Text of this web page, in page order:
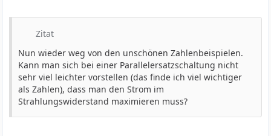
Zitat
Nun wieder weg von den unschönen Zahlenbeispielen.
Kann man sich bei einer Parallelersatzschaltung nicht
sehr viel leichter vorstellen (das finde ich viel wichtiger
als Zahlen), dass man den Strom im
Strahlungswiderstand maximieren muss?